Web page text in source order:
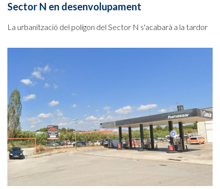
Sector N en desenvolupament
La urbanització del polígon del Sector N s'acabarà a la tardor